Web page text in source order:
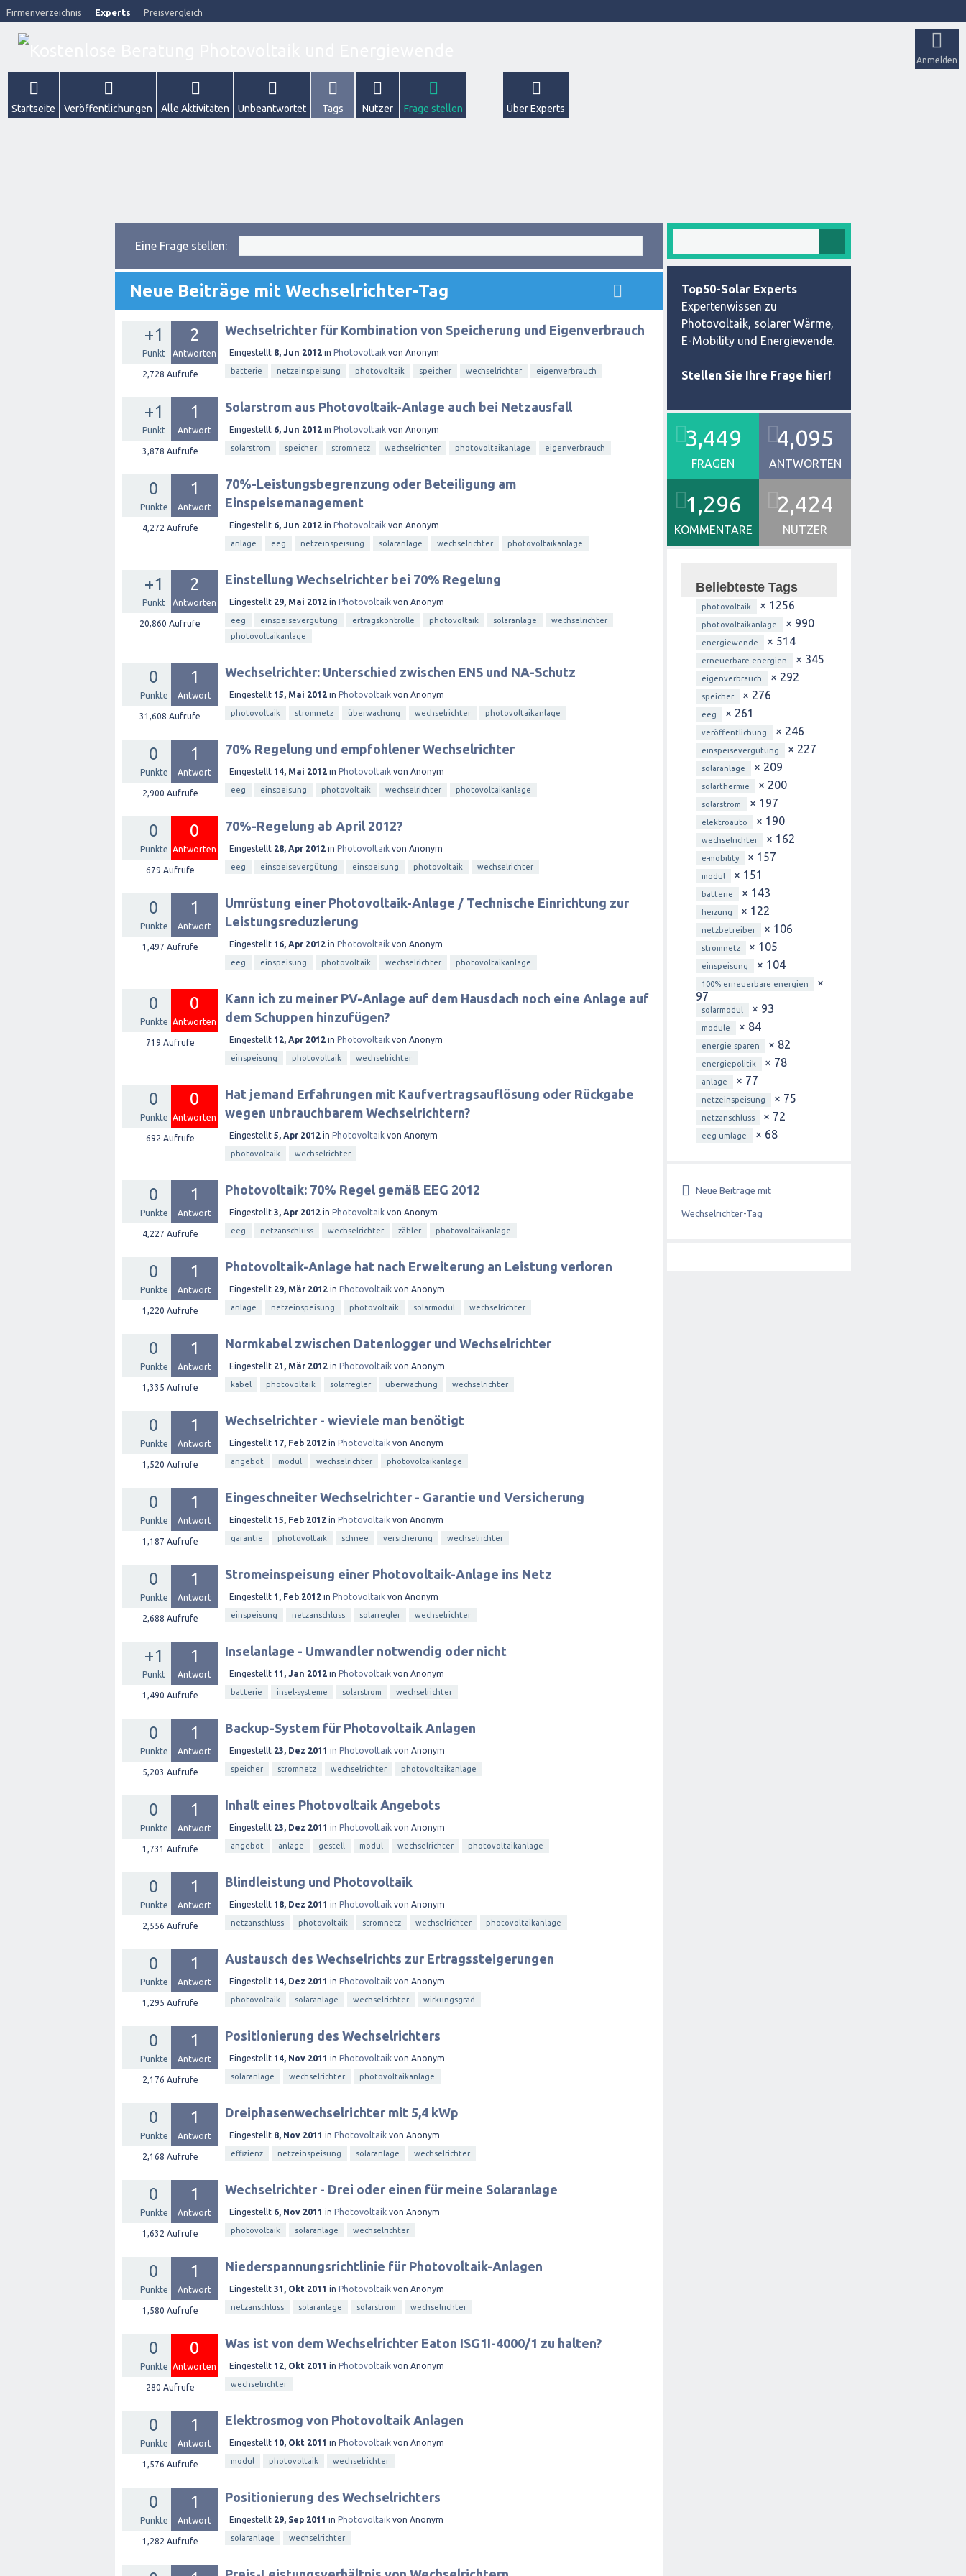
Firmenverzeichnis Experts Preisvergleich
Anmelden
Startseite Veröffentlichungen Alle Aktivitäten Unbeantwortet Tags Nutzer Frage stellen Über Experts
Eine Frage stellen:
Neue Beiträge mit Wechselrichter-Tag
+1
Punkt
2
Antworten
2,728 Aufrufe
Wechselrichter für Kombination von Speicherung und Eigenverbrauch
Eingestellt 8, Jun 2012 in Photovoltaik von Anonym
batterie netzeinspeisung photovoltaik speicher wechselrichter eigenverbrauch
+1
Punkt
1
Antwort
3,878 Aufrufe
Solarstrom aus Photovoltaik-Anlage auch bei Netzausfall
Eingestellt 6, Jun 2012 in Photovoltaik von Anonym
solarstrom speicher stromnetz wechselrichter photovoltaikanlage eigenverbrauch
0
Punkte
1
Antwort
4,272 Aufrufe
70%-Leistungsbegrenzung oder Beteiligung am
Einspeisemanagement
Eingestellt 6, Jun 2012 in Photovoltaik von Anonym
anlage eeg netzeinspeisung solaranlage wechselrichter photovoltaikanlage
+1
Punkt
2
Antworten
20,860 Aufrufe
Einstellung Wechselrichter bei 70% Regelung
Eingestellt 29, Mai 2012 in Photovoltaik von Anonym
eeg einspeisevergütung ertragskontrolle photovoltaik solaranlage
wechselrichter
photovoltaikanlage
0
Punkte
1
Antwort
31,608 Aufrufe
Wechselrichter: Unterschied zwischen ENS und NA-Schutz
Eingestellt 15, Mai 2012 in Photovoltaik von Anonym
photovoltaik stromnetz überwachung wechselrichter photovoltaikanlage
0
Punkte
1
Antwort
2,900 Aufrufe
70% Regelung und empfohlener Wechselrichter
Eingestellt 14, Mai 2012 in Photovoltaik von Anonym
eeg einspeisung photovoltaik wechselrichter photovoltaikanlage
0
Punkte
0
Antworten
679 Aufrufe
70%-Regelung ab April 2012?
Eingestellt 28, Apr 2012 in Photovoltaik von Anonym
eeg einspeisevergütung einspeisung photovoltaik wechselrichter
0
Punkte
1
Antwort
1,497 Aufrufe
Umrüstung einer Photovoltaik-Anlage / Technische Einrichtung zur
Leistungsreduzierung
Eingestellt 16, Apr 2012 in Photovoltaik von Anonym
eeg einspeisung photovoltaik wechselrichter photovoltaikanlage
0
Punkte
0
Antworten
719 Aufrufe
Kann ich zu meiner PV-Anlage auf dem Hausdach noch eine Anlage auf
dem Schuppen hinzufügen?
Eingestellt 12, Apr 2012 in Photovoltaik von Anonym
einspeisung photovoltaik wechselrichter
0
Punkte
0
Antworten
692 Aufrufe
Hat jemand Erfahrungen mit Kaufvertragsauflösung oder Rückgabe
wegen unbrauchbarem Wechselrichtern?
Eingestellt 5, Apr 2012 in Photovoltaik von Anonym
photovoltaik wechselrichter
0
Punkte
1
Antwort
4,227 Aufrufe
Photovoltaik: 70% Regel gemäß EEG 2012
Eingestellt 3, Apr 2012 in Photovoltaik von Anonym
eeg netzanschluss wechselrichter zähler photovoltaikanlage
0
Punkte
1
Antwort
1,220 Aufrufe
Photovoltaik-Anlage hat nach Erweiterung an Leistung verloren
Eingestellt 29, Mär 2012 in Photovoltaik von Anonym
anlage netzeinspeisung photovoltaik solarmodul wechselrichter
0
Punkte
1
Antwort
1,335 Aufrufe
Normkabel zwischen Datenlogger und Wechselrichter
Eingestellt 21, Mär 2012 in Photovoltaik von Anonym
kabel photovoltaik solarregler überwachung wechselrichter
0
Punkte
1
Antwort
1,520 Aufrufe
Wechselrichter - wieviele man benötigt
Eingestellt 17, Feb 2012 in Photovoltaik von Anonym
angebot modul wechselrichter photovoltaikanlage
0
Punkte
1
Antwort
1,187 Aufrufe
Eingeschneiter Wechselrichter - Garantie und Versicherung
Eingestellt 15, Feb 2012 in Photovoltaik von Anonym
garantie photovoltaik schnee versicherung wechselrichter
0
Punkte
1
Antwort
2,688 Aufrufe
Stromeinspeisung einer Photovoltaik-Anlage ins Netz
Eingestellt 1, Feb 2012 in Photovoltaik von Anonym
einspeisung netzanschluss solarregler wechselrichter
+1
Punkt
1
Antwort
1,490 Aufrufe
Inselanlage - Umwandler notwendig oder nicht
Eingestellt 11, Jan 2012 in Photovoltaik von Anonym
batterie insel-systeme solarstrom wechselrichter
0
Punkte
1
Antwort
5,203 Aufrufe
Backup-System für Photovoltaik Anlagen
Eingestellt 23, Dez 2011 in Photovoltaik von Anonym
speicher stromnetz wechselrichter photovoltaikanlage
0
Punkte
1
Antwort
1,731 Aufrufe
Inhalt eines Photovoltaik Angebots
Eingestellt 23, Dez 2011 in Photovoltaik von Anonym
angebot anlage gestell modul wechselrichter photovoltaikanlage
0
Punkte
1
Antwort
2,556 Aufrufe
Blindleistung und Photovoltaik
Eingestellt 18, Dez 2011 in Photovoltaik von Anonym
netzanschluss photovoltaik stromnetz wechselrichter photovoltaikanlage
0
Punkte
1
Antwort
1,295 Aufrufe
Austausch des Wechselrichts zur Ertragssteigerungen
Eingestellt 14, Dez 2011 in Photovoltaik von Anonym
photovoltaik solaranlage wechselrichter wirkungsgrad
0
Punkte
1
Antwort
2,176 Aufrufe
Positionierung des Wechselrichters
Eingestellt 14, Nov 2011 in Photovoltaik von Anonym
solaranlage wechselrichter photovoltaikanlage
0
Punkte
1
Antwort
2,168 Aufrufe
Dreiphasenwechselrichter mit 5,4 kWp
Eingestellt 8, Nov 2011 in Photovoltaik von Anonym
effizienz netzeinspeisung solaranlage wechselrichter
0
Punkte
1
Antwort
1,632 Aufrufe
Wechselrichter - Drei oder einen für meine Solaranlage
Eingestellt 6, Nov 2011 in Photovoltaik von Anonym
photovoltaik solaranlage wechselrichter
0
Punkte
1
Antwort
1,580 Aufrufe
Niederspannungsrichtlinie für Photovoltaik-Anlagen
Eingestellt 31, Okt 2011 in Photovoltaik von Anonym
netzanschluss solaranlage solarstrom wechselrichter
0
Punkte
0
Antworten
280 Aufrufe
Was ist von dem Wechselrichter Eaton ISG1I-4000/1 zu halten?
Eingestellt 12, Okt 2011 in Photovoltaik von Anonym
wechselrichter
0
Punkte
1
Antwort
1,576 Aufrufe
Elektrosmog von Photovoltaik Anlagen
Eingestellt 10, Okt 2011 in Photovoltaik von Anonym
modul photovoltaik wechselrichter
0
Punkte
1
Antwort
1,282 Aufrufe
Positionierung des Wechselrichters
Eingestellt 29, Sep 2011 in Photovoltaik von Anonym
solaranlage wechselrichter
Top50-Solar Experts
Expertenwissen zu
Photovoltaik, solarer Wärme,
E-Mobility und Energiewende.
Stellen Sie Ihre Frage hier!
3,449
FRAGEN
4,095
ANTWORTEN
1,296
KOMMENTARE
2,424
NUTZER
Beliebteste Tags
photovoltaik × 1256
photovoltaikanlage × 990
energiewende × 514
erneuerbare energien × 345
eigenverbrauch × 292
speicher × 276
eeg × 261
veröffentlichung × 246
einspeisevergütung × 227
solaranlage × 209
solarthermie × 200
solarstrom × 197
elektroauto × 190
wechselrichter × 162
e-mobility × 157
modul × 151
batterie × 143
heizung × 122
netzbetreiber × 106
stromnetz × 105
einspeisung × 104
100% erneuerbare energien
×
97
solarmodul × 93
module × 84
energie sparen × 82
energiepolitik × 78
anlage × 77
netzeinspeisung × 75
netzanschluss × 72
eeg-umlage × 68
Neue Beiträge mit
Wechselrichter-Tag